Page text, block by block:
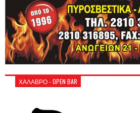
ΧΑΛΑΒΡΟ - OPEN BAR